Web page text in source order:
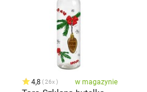
4,8 26x w magazynie